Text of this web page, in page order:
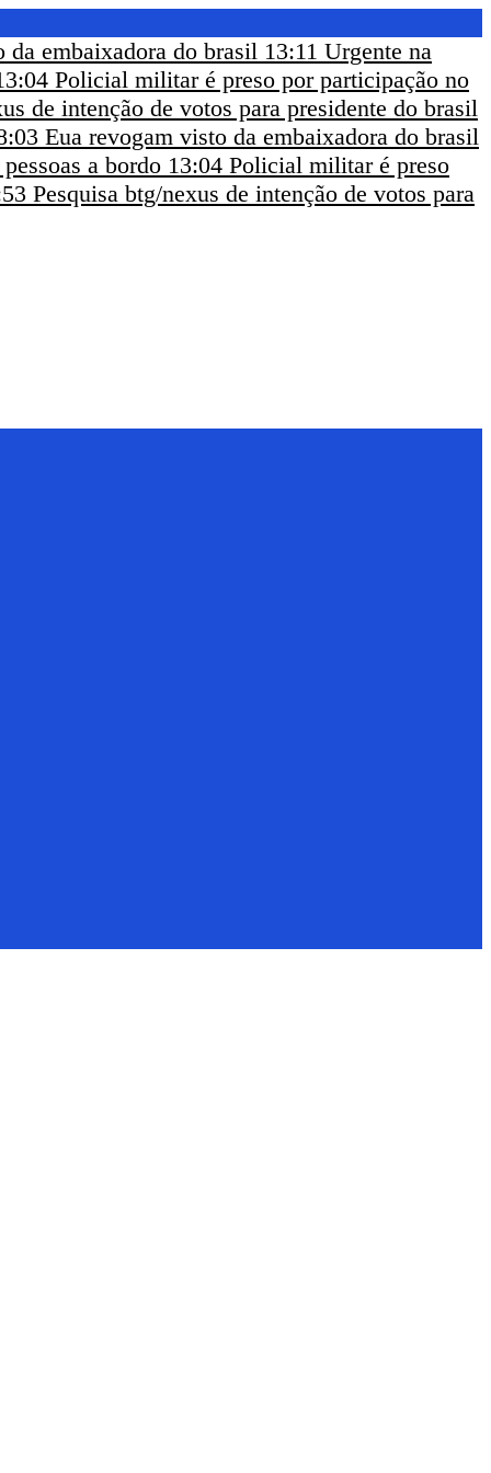
da embaixadora do brasil 13:11 Urgente na
Policial militar é preso por participação no
de intenção de votos para presidente do brasil
Eua revogam visto da embaixadora do brasil
a bordo 13:04 Policial militar é preso
Pesquisa btg/nexus de intenção de votos para